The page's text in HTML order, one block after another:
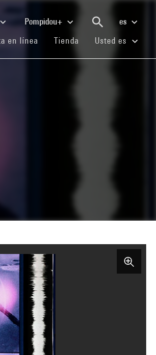
Pompidou+
es
en línea (current)
Tienda (current)
Usted es